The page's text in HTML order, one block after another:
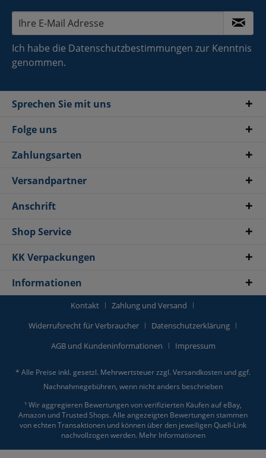
Ich habe die Datenschutzbestimmungen zur Kenntnis
genommen.
Sprechen Sie mit uns
Folge uns
Zahlungsarten
Versandpartner
Anschrift
Shop Service
KK Verpackungen
Informationen
Kontakt
Zahlung und Versand
Widerrufsrecht für Verbraucher
Datenschutzerklärung
AGB und Kundeninformationen
Impressum
* Alle Preise inkl. gesetzl. Mehrwertsteuer zzgl. Versandkosten und ggf.
Nachnahmegebühren, wenn nicht anders beschrieben
¹ Wir aggregieren Bewertungen von verifizierten Käufen auf eBay,
Amazon und Trusted Shops. Alle angezeigten Bewertungen stammen
von echten Transaktionen und können über den jeweiligen Quell-Link
nachvollzogen werden. Mehr Informationen